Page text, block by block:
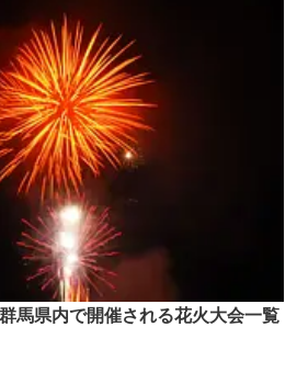
馬県内で開催される花火大会一覧